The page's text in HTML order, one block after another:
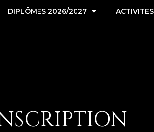
DIPLÔMES 2026/2027 ACTIVITES